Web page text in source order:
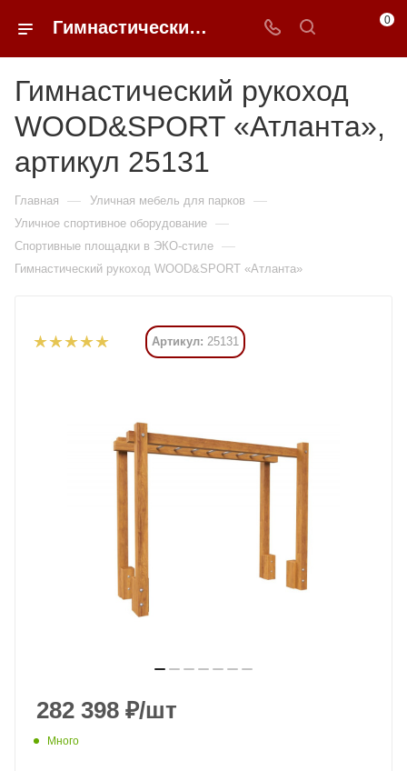
Гимнастический рукоход WOOD&SPORT «Атланта» купить в Москве от 256 725 ₽ - 0FFER 0
Гимнастический рукоход
WOOD&SPORT «Атланта»,
артикул 25131
Главная — Уличная мебель для парков —
Уличное спортивное оборудование —
Спортивные площадки в ЭКО-стиле —
Гимнастический рукоход WOOD&SPORT «Атланта»
Артикул: 25131
282 398 ₽/шт
Много